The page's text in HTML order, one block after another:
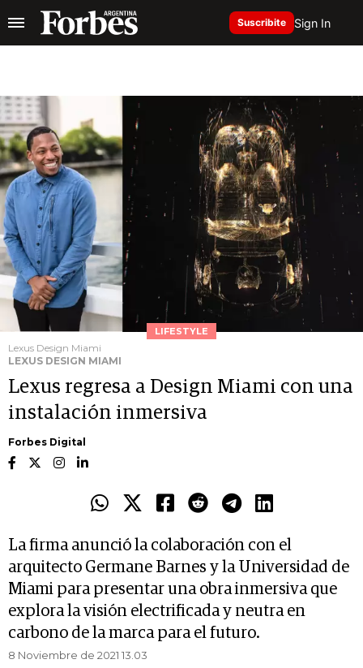
Suscribite Sign In
LIFESTYLE
Lexus Design Miami
LEXUS DESIGN MIAMI
Lexus regresa a Design Miami con una
instalación inmersiva
Forbes Digital
La firma anunció la colaboración con el
arquitecto Germane Barnes y la Universidad de
Miami para presentar una obra inmersiva que
explora la visión electrificada y neutra en
carbono de la marca para el futuro.
8 Noviembre de 2021 13.03